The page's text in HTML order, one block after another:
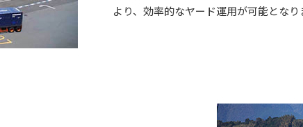
より、効率的なヤード運用が可能となり